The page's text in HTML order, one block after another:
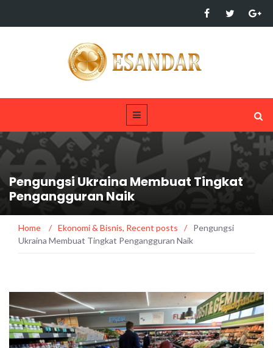
Pengungsi Ukraina Membuat Tingkat
Pengangguran Naik
Home / Ekonomi & Bisnis, Recent posts /
Pengungsi
Ukraina Membuat Tingkat Pengangguran Naik